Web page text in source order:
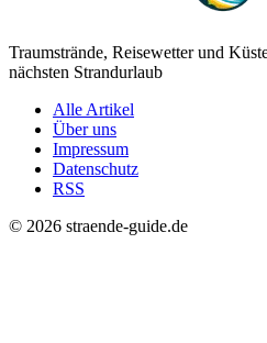
Traumstrände, Reisewetter und
nächsten Strandurlaub
Alle Artikel
Über uns
Impressum
Datenschutz
RSS
© 2026 straende-guide.de